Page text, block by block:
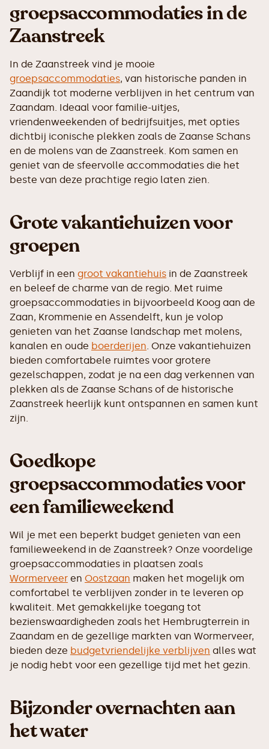
groepsaccommodaties in de
Zaanstreek
In de Zaanstreek vind je mooie
groepsaccommodaties, van historische panden in
Zaandijk tot moderne verblijven in het centrum van
Zaandam. Ideaal voor familie-uitjes,
vriendenweekenden of bedrijfsuitjes, met opties
dichtbij iconische plekken zoals de Zaanse Schans
en de molens van de Zaanstreek. Kom samen en
geniet van de sfeervolle accommodaties die het
beste van deze prachtige regio laten zien.
Grote vakantiehuizen voor
groepen
Verblijf in een groot vakantiehuis in de Zaanstreek
en beleef de charme van de regio. Met ruime
groepsaccommodaties in bijvoorbeeld Koog aan de
Zaan, Krommenie en Assendelft, kun je volop
genieten van het Zaanse landschap met molens,
kanalen en oude boerderijen. Onze vakantiehuizen
bieden comfortabele ruimtes voor grotere
gezelschappen, zodat je na een dag verkennen van
plekken als de Zaanse Schans of de historische
Zaanstreek heerlijk kunt ontspannen en samen kunt
zijn.
Goedkope
groepsaccommodaties voor
een familieweekend
Wil je met een beperkt budget genieten van een
familieweekend in de Zaanstreek? Onze voordelige
groepsaccommodaties in plaatsen zoals
Wormerveer en Oostzaan maken het mogelijk om
comfortabel te verblijven zonder in te leveren op
kwaliteit. Met gemakkelijke toegang tot
bezienswaardigheden zoals het Hembrugterrein in
Zaandam en de gezellige markten van Wormerveer,
bieden deze budgetvriendelijke verblijven alles wat
je nodig hebt voor een gezellige tijd met het gezin.
Bijzonder overnachten aan
het water